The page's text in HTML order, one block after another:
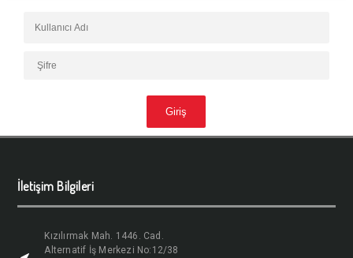
İletişim Bilgileri
Kızılırmak Mah. 1446. Cad.
Alternatif İş Merkezi No:12/38